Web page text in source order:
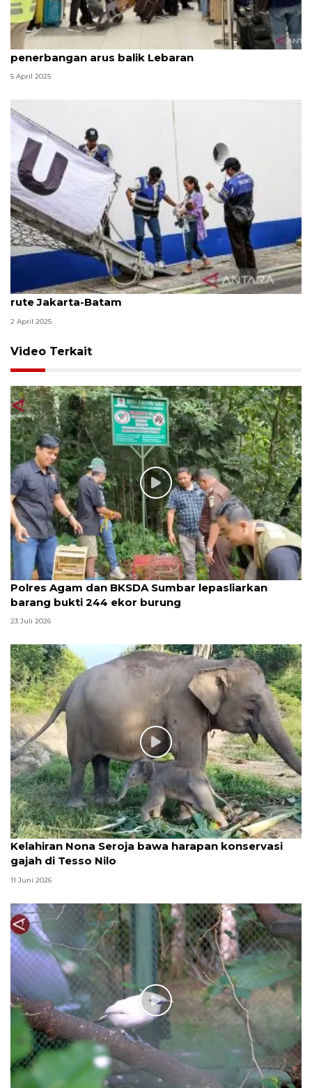
Bandara Hang Nadim siapkan tambahan
penerbangan arus balik Lebaran
5 April 2025
Pelni sediakan 400 tiket gratis untuk arus balik
rute Jakarta-Batam
2 April 2025
Video Terkait
Polres Agam dan BKSDA Sumbar lepasliarkan
barang bukti 244 ekor burung
23 Juli 2026
Kelahiran Nona Seroja bawa harapan konservasi
gajah di Tesso Nilo
11 Juni 2026